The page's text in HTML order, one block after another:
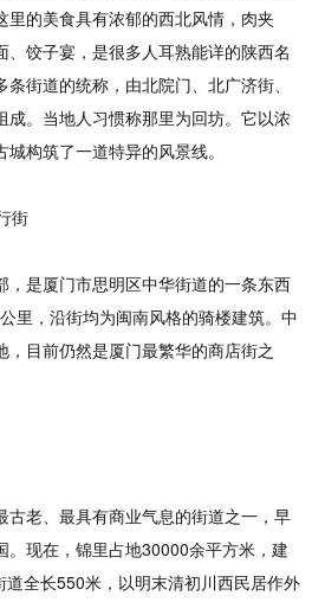
里的美食具有浓郁的西北风情，肉夹
饺子宴，是很多人耳熟能详的陕西名
街道的统称，由北院门、北广济街、
成。当地人习惯称那里为回坊。它以浓
构筑了一道特异的风景线。
街
，是厦门市思明区中华街道的一条东西
里，沿街均为闽南风格的骑楼建筑。中
，目前仍然是厦门最繁华的商店街之
古老、最具有商业气息的街道之一，早
。现在，锦里占地30000余平方米，建
全长550米，以明末清初川西民居作外